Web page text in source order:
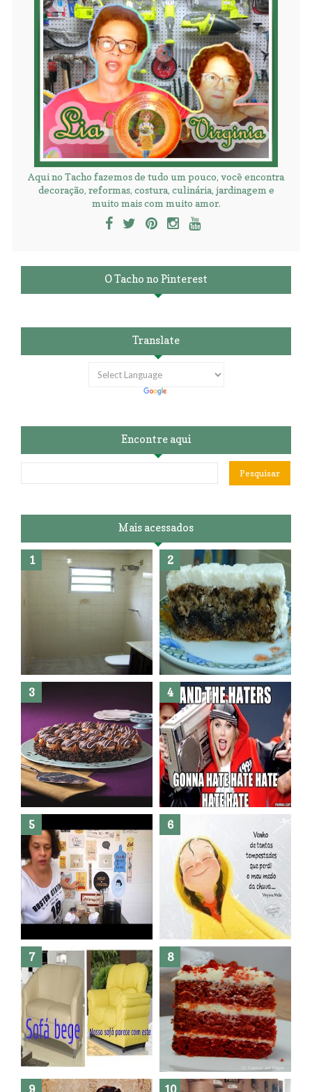
Aqui no Tacho fazemos de tudo um pouco, você encontra
decoração, reformas, costura, culinária, jardinagem e
muito mais com muito amor.
O Tacho no Pinterest
Translate
Encontre aqui
Mais acessados
Banheiro novo por menos de
R$300,00 ?? E sem quebra
quebra ??( Editado)
Posso congelar bolo ??
Dez bolos pra fazer antes de
morrer !
Haters, como surgiram?
O medo que habita em nós.